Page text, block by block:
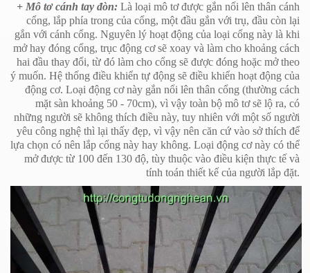
+ Mô tơ cánh tay đòn: Là loại mô tơ được gắn nổi lên thân cánh
cổng, lắp phía trong của cổng, một đầu gắn với trụ, đầu còn lại
gắn với cánh cổng. Nguyên lý hoạt động của loại cổng này là khi
mở hay đóng cổng, trục động cơ sẽ xoay và làm cho khoảng cách
hai đầu thay đổi, từ đó làm cho cổng sẽ được đóng hoặc mở theo
ý muốn. Hệ thống điều khiển tự động sẽ điều khiển hoạt động của
động cơ. Loại động cơ này gắn nổi lên thân cổng (thường cách
mặt sàn khoảng 50 - 70cm), vì vậy toàn bộ mô tơ sẽ lộ ra, có
những người sẽ không thích điều này, tuy nhiên với một số người
yêu công nghệ thì lại thấy đẹp, vì vậy nên căn cứ vào sở thích để
lựa chọn có nên lắp cổng này hay không. Loại động cơ này có thể
mở được từ 100 đến 130 độ, tùy thuộc vào điều kiện thực tế và
tính toán thiết kế của người lắp đặt.